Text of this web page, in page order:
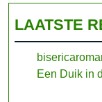
LAATSTE
Een Duik in